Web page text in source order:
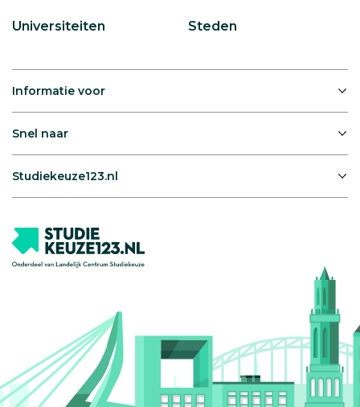
Universiteiten Steden
Informatie voor
Snel naar
Studiekeuze123.nl